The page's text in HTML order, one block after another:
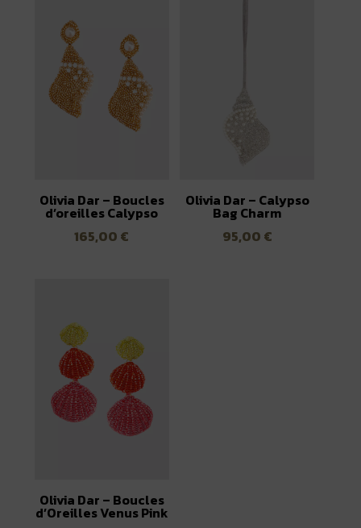
Olivia Dar – Boucles
d’oreilles Calypso
165,00 €
Olivia Dar – Calypso
Bag Charm
95,00 €
Olivia Dar – Boucles
d’Oreilles Venus Pink